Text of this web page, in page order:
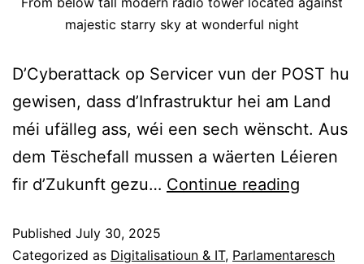
majestic starry sky at wonderful night
D’Cyberattack op Servicer vun der POST hu
gewisen, dass d’Infrastruktur hei am Land
méi ufälleg ass, wéi een sech wënscht. Aus
dem Tëschefall mussen a wäerten Léieren
fir d’Zukunft gezu… Continue reading
Published July 30, 2025
Categorized as Digitalisatioun & IT, Parlamentaresch